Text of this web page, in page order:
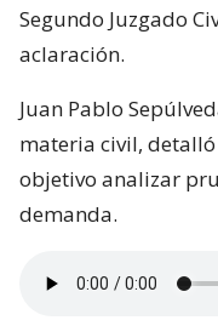
Segundo Juzgado
aclaración.
Juan Pablo
materia civil,
objetivo analizar
demanda.